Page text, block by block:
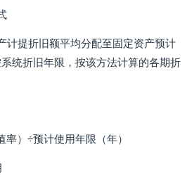
计提折旧额平均分配至固定资产预计
统折旧年限，按该方法计算的各期折
）÷预计使用年限（年）